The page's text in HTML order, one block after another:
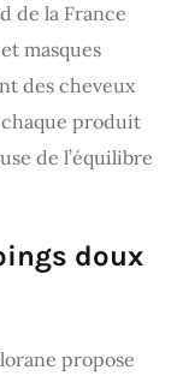
de la France
masques
des cheveux
produit
de l’équilibre
doux
propose